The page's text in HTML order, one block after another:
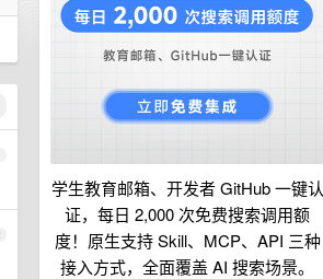
学生教育邮箱、开发者 GitHub 一键认
证，每日 2,000 次免费搜索调用额
度！原生支持 Skill、MCP、API 三种
接入方式，全面覆盖 AI 搜索场景。